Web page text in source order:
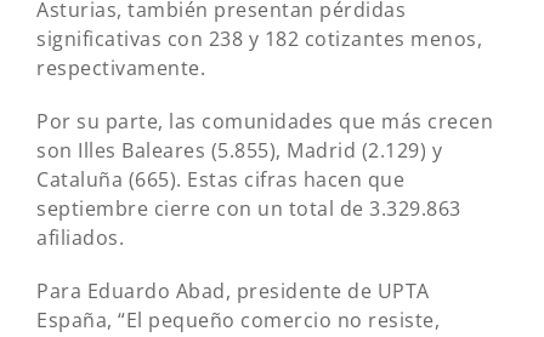
Asturias, también presentan pérdidas
significativas con 238 y 182 cotizantes menos,
respectivamente.
Por su parte, las comunidades que más crecen
son Illes Baleares (5.855), Madrid (2.129) y
Cataluña (665). Estas cifras hacen que
septiembre cierre con un total de 3.329.863
afiliados.
Para Eduardo Abad, presidente de UPTA
España, “El pequeño comercio no resiste,